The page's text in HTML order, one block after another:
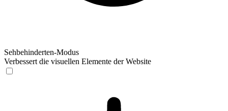
Sehbehinderten-Modus
Verbessert die visuellen Elemente der Website